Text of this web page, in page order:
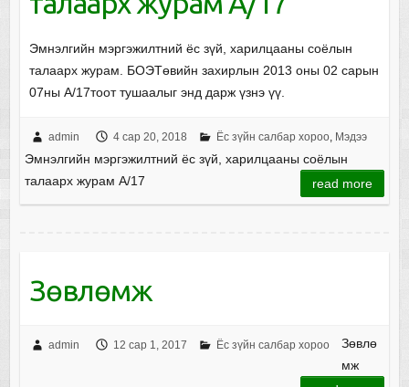
Эмнэлгийн мэргэжилтний ёс зүй, харилцааны соёлын
талаарх журам. БОЭТөвийн захирлын 2013 оны 02 сарын
07ны A/17тоот тушаалыг энд дарж үзнэ үү.
admin 4 сар 20, 2018 Ёс зүйн салбар хороо, Мэдээ
Эмнэлгийн мэргэжилтний ёс зүй, харилцааны соёлын
талаарх журам А/17
read more
Зөвлөмж
admin 12 сар 1, 2017 Ёс зүйн салбар хороо
Зөвлө
мж